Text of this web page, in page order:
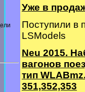
Уже в
Поступили
LSModels
Neu 2015.
вагонов
тип
351,352,353